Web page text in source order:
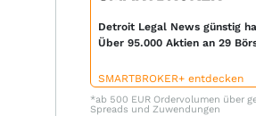
Detroit Legal News günstig
Über 95.000 Aktien an 29
SMARTBROKER+ entdecken
*ab 500 EUR Ordervolumen über
Spreads und Zuwendungen